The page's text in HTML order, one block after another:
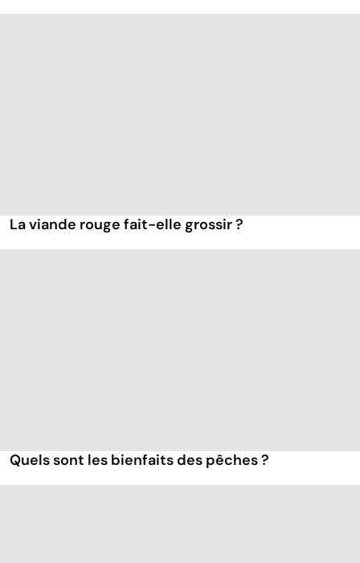
La viande rouge fait-elle grossir ?
Quels sont les bienfaits des pêches ?